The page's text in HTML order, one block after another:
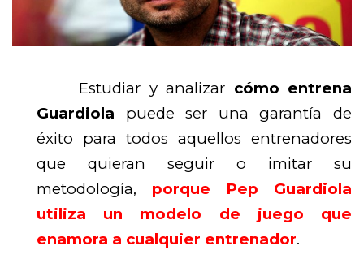
Estudiar y analizar cómo entrena
Guardiola puede ser una garantía de
éxito para todos aquellos entrenadores
que quieran seguir o imitar su
metodología, porque Pep Guardiola
utiliza un modelo de juego que
enamora a cualquier entrenador.